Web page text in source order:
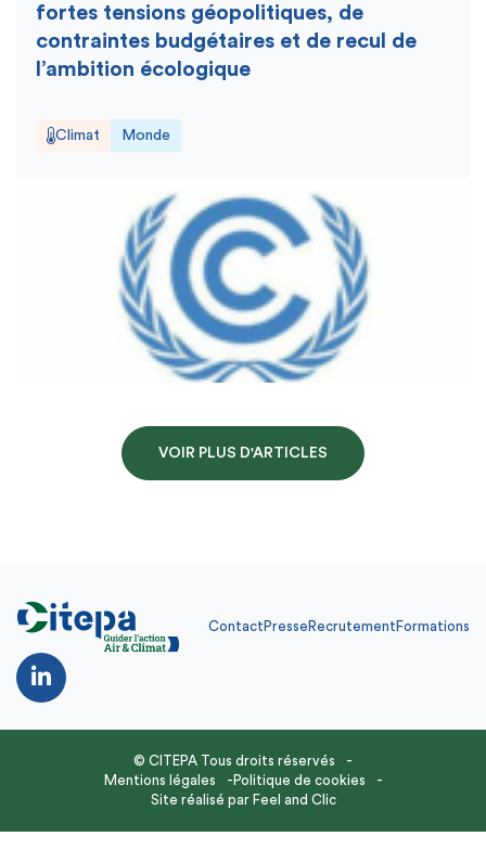
fortes tensions géopolitiques, de
contraintes budgétaires et de recul de
l’ambition écologique
Climat Monde
VOIR PLUS D'ARTICLES
Contact Presse Recrutement Formations
© CITEPA Tous droits réservés
Mentions légales
Politique de cookies
Site réalisé par Feel and Clic